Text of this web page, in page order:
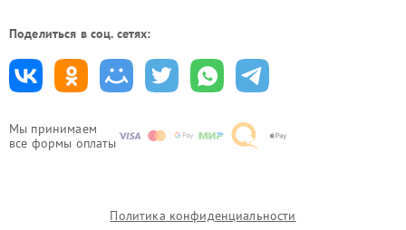
Мы принимаем
все формы оплаты
Поделиться в соц. сетях:
Политика конфиденциальности